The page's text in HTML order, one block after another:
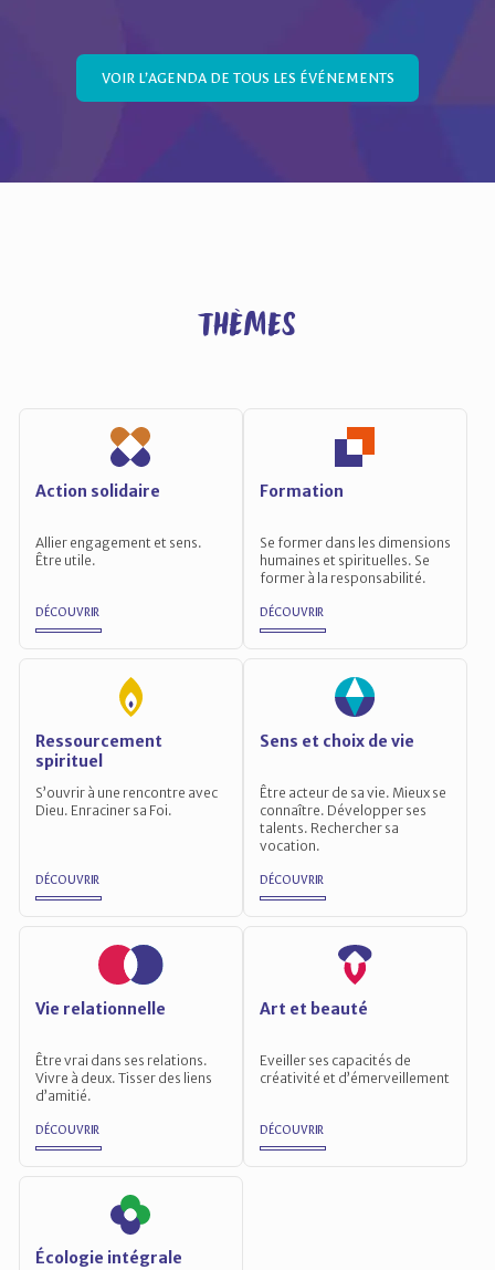
VOIR L’AGENDA DE TOUS LES ÉVÉNEMENTS
Thèmes
Action solidaire
Allier engagement et sens.
Être utile.
DÉCOUVRIR
Formation
Se former dans les dimensions
humaines et spirituelles. Se
former à la responsabilité.
DÉCOUVRIR
Ressourcement
spirituel
S’ouvrir à une rencontre avec
Dieu. Enraciner sa Foi.
DÉCOUVRIR
Sens et choix de vie
Être acteur de sa vie. Mieux se
connaître. Développer ses
talents. Rechercher sa
vocation.
DÉCOUVRIR
Vie relationnelle
Être vrai dans ses relations.
Vivre à deux. Tisser des liens
d’amitié.
DÉCOUVRIR
Art et beauté
Eveiller ses capacités de
créativité et d’émerveillement
DÉCOUVRIR
Écologie intégrale